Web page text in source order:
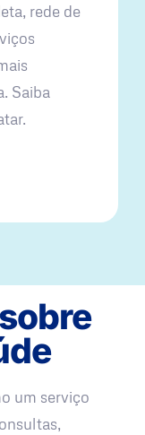
rede de
Saiba
um serviço